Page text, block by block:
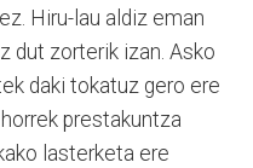
Hiru-lau aldiz eman
dut zorterik izan. Asko
daki tokatuz gero ere
prestakuntza
lasterketa ere